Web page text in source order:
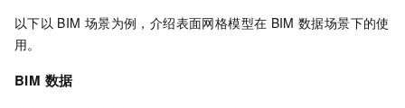
以下以 BIM 场景为例，介绍表面网格模型在 BIM 数据场景下的使
用。
BIM 数据